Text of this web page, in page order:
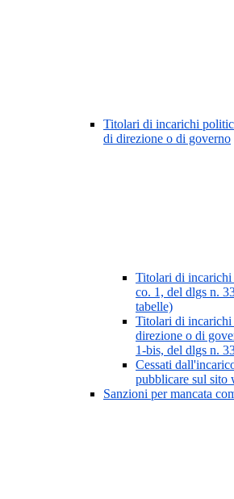
Titolari di incarichi
di direzione o di governo
Titolari di
co. 1, del dlgs n.
tabelle)
Titolari di incarichi
direzione o di
1-bis, del dlgs n.
Cessati
pubblicare sul sito
Sanzioni per mancata